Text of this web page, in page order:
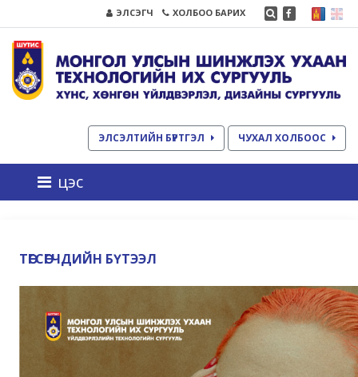
ЭЛСЭГЧ ХОЛБОО БАРИХ
ЭЛСЭЛТИЙН БҮРТГЭЛ ЧУХАЛ ХОЛБООС
цэс
ТӨГСӨГЧДИЙН БҮТЭЭЛ